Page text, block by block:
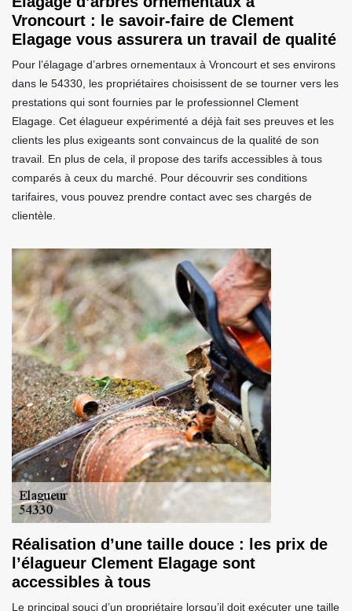
Vroncourt : le savoir-faire de Clement
Elagage vous assurera un travail de qualité
Pour l’élagage d’arbres ornementaux à Vroncourt et ses environs
dans le 54330, les propriétaires choisissent de se tourner vers les
prestations qui sont fournies par le professionnel Clement
Elagage. Cet élagueur expérimenté a déjà fait ses preuves et les
clients les plus exigeants sont convaincus de la qualité de son
travail. En plus de cela, il propose des tarifs accessibles à tous
comparés à ceux du marché. Pour découvrir ses conditions
tarifaires, vous pouvez prendre contact avec ses chargés de
clientèle.
Réalisation d’une taille douce : les prix de
l’élagueur Clement Elagage sont
accessibles à tous
Le principal souci d’un propriétaire lorsqu’il doit exécuter une taille